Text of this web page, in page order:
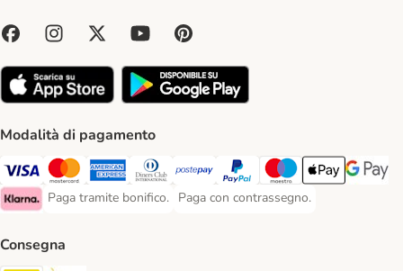
Modalità di pagamento
Paga con Visa. Payment Method
Paga con Mastercard. Payment Method
Paga con American Express. Payment Method
Paga con Diners Club. Payment Method
Paga con Postepay. Payment Method
Paga con PayPal. Payment
Paga con Maestro.
Apple PayGoogle
Klarna Payment Method
Paga tramite bonifico.
Paga tramite bonifico. Payment Method
Paga con contrassegno.
Paga con contrassegno. Payment
Consegna